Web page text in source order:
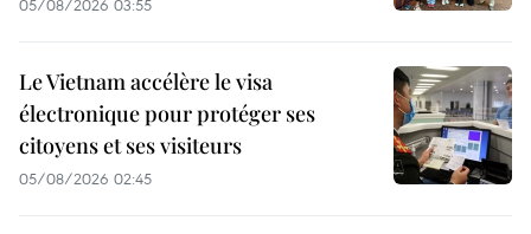
05/08/2026 03:55
Le Vietnam accélère le visa
électronique pour protéger ses
citoyens et ses visiteurs
05/08/2026 02:45